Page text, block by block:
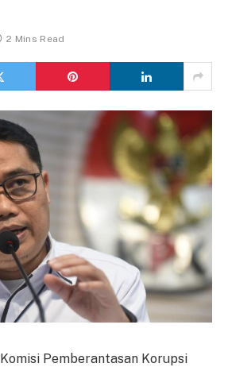
2 Mins Read
Komisi Pemberantasan Korupsi